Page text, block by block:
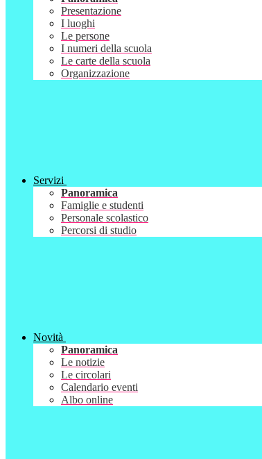
Presentazione
I luoghi
Le persone
I numeri della scuola
Le carte della scuola
Organizzazione
Servizi
Panoramica
Famiglie e studenti
Personale scolastico
Percorsi di studio
Novità
Panoramica
Le notizie
Le circolari
Calendario eventi
Albo online